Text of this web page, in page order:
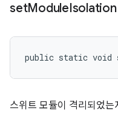
setModuleIsolation
public static void
스위트 모듈이 격리되었